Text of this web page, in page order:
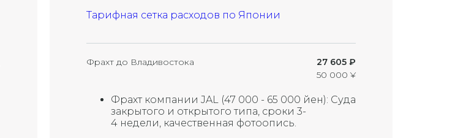
Тарифная сетка расходов по Японии
Фрахт до Владивостока
27 605 ₽
50 000 ¥
Фрахт компании JAL (47 000 - 65 000 йен): Суда
закрытого и открытого типа, сроки 3-
4 недели, качественная фотоопись.